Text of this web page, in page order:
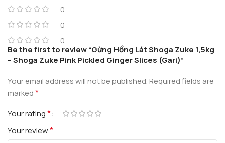
0
0
0
Be the first to review “Gừng Hồng Lát Shoga Zuke 1,5kg
– Shoga Zuke Pink Pickled Ginger Slices (Gari)”
Your email address will not be published.Required fields are
marked*
Your rating*
Your review*